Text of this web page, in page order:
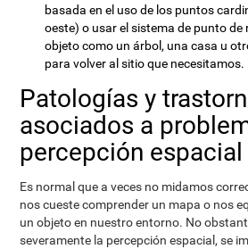
basada en el uso de los puntos
oeste) o usar el sistema de punto de
objeto como un árbol, una casa u
para volver al sitio que necesitamos.
Patologías y
asociados a
percepción espacial
Es normal que a veces no midamos
nos cueste comprender un mapa o nos
un objeto en nuestro entorno. No
severamente la percepción espacial, se